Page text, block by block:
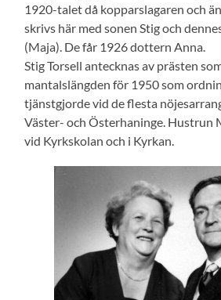
1920-talet då kopparslagaren och
skrivs här med sonen Stig och
(Maja). De får 1926 dottern Anna.
Stig Torsell antecknas av prästen
mantalslängden för 1950 som
tjänstgjorde vid de flesta
Väster- och Österhaninge. Hustrun
vid Kyrkskolan och i Kyrkan.